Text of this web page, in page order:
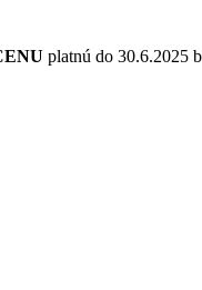
platnú do 30.6.2025